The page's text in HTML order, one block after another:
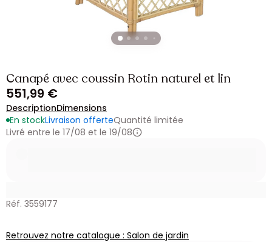
Canapé avec coussin Rotin naturel et lin
551,99 €
DescriptionDimensions
En stockLivraison offerteQuantité limitée
Livré entre le 17/08 et le 19/08
Réf. 3559177
Retrouvez notre catalogue : Salon de jardin